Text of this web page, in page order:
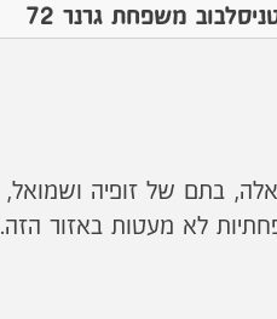
משפחת גרנר 72
בתם של זופיה ושמואל,
לא מעטות באזור הזה.